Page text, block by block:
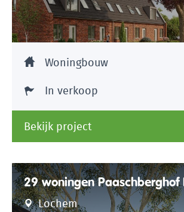
Woningbouw
In verkoop
Bekijk project
29 woningen Paaschberghof
Lochem